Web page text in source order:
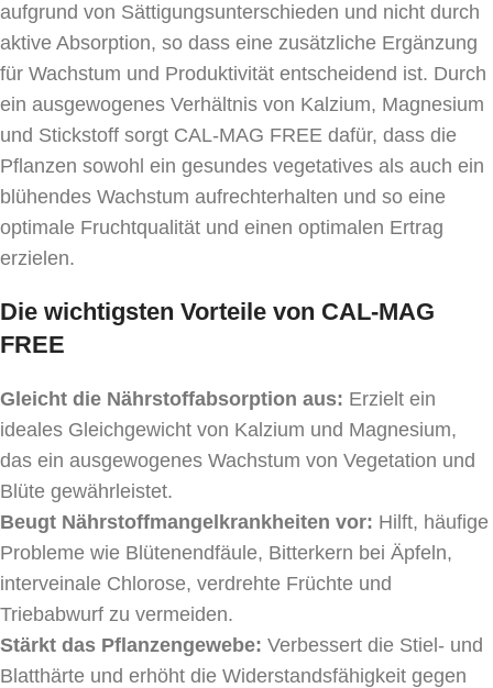
aufgrund von Sättigungsunterschieden und nicht durch
aktive Absorption, so dass eine zusätzliche Ergänzung
für Wachstum und Produktivität entscheidend ist. Durch
ein ausgewogenes Verhältnis von Kalzium, Magnesium
und Stickstoff sorgt CAL-MAG FREE dafür, dass die
Pflanzen sowohl ein gesundes vegetatives als auch ein
blühendes Wachstum aufrechterhalten und so eine
optimale Fruchtqualität und einen optimalen Ertrag
erzielen.
Die wichtigsten Vorteile von CAL-MAG
FREE
Gleicht die Nährstoffabsorption aus: Erzielt ein
ideales Gleichgewicht von Kalzium und Magnesium,
das ein ausgewogenes Wachstum von Vegetation und
Blüte gewährleistet.
Beugt Nährstoffmangelkrankheiten vor: Hilft, häufige
Probleme wie Blütenendfäule, Bitterkern bei Äpfeln,
interveinale Chlorose, verdrehte Früchte und
Triebabwurf zu vermeiden.
Stärkt das Pflanzengewebe: Verbessert die Stiel- und
Blatthärte und erhöht die Widerstandsfähigkeit gegen